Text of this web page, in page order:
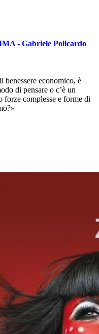
- Gabriele Policardo
benessere economico, è
di pensare o c’è un
complesse e forme di